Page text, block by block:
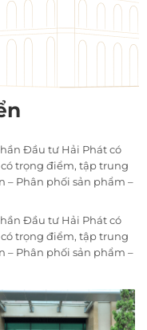
Đầu tư Hải Phát có
trọng điểm, tập trung
– Phân phối sản phẩm –
Đầu tư Hải Phát có
trọng điểm, tập trung
– Phân phối sản phẩm –